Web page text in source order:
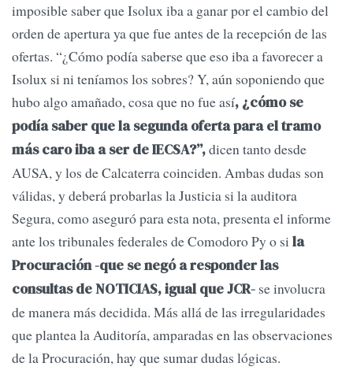
imposible saber que Isolux iba a ganar por el cambio del
orden de apertura ya que fue antes de la recepción de las
ofertas. “¿Cómo podía saberse que eso iba a favorecer a
Isolux si ni teníamos los sobres? Y, aún soponiendo que
hubo algo amañado, cosa que no fue así, ¿cómo se
podía saber que la segunda oferta para el tramo
más caro iba a ser de IECSA?”,dicen tanto desde
AUSA, y los de Calcaterra coinciden. Ambas dudas son
válidas, y deberá probarlas la Justicia si la auditora
Segura, como aseguró para esta nota, presenta el informe
ante los tribunales federales de Comodoro Py o si la
Procuración -que se negó a responder las
consultas de NOTICIAS, igual que JCR- se involucra
de manera más decidida. Más allá de las irregularidades
que plantea la Auditoría, amparadas en las observaciones
de la Procuración, hay que sumar dudas lógicas.